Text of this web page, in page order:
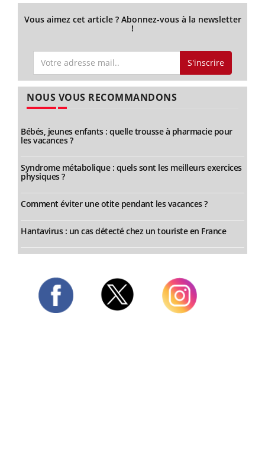
Vous aimez cet article ? Abonnez-vous à la newsletter
!
S'inscrire
NOUS VOUS RECOMMANDONS
Bébés, jeunes enfants : quelle trousse à pharmacie pour
les vacances ?
Syndrome métabolique : quels sont les meilleurs exercices
physiques ?
Comment éviter une otite pendant les vacances ?
Hantavirus : un cas détecté chez un touriste en France